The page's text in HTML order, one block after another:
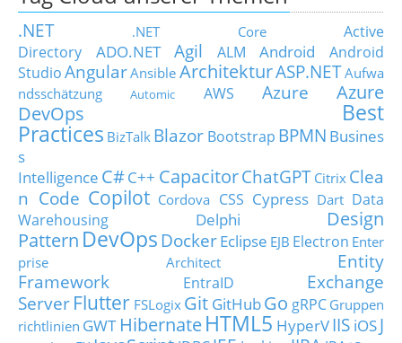
.NET .NET Core
Active
Directory
ADO.NET Agil ALM Android
Android
StudioAngularAnsible ArchitekturASP.NETAufwa
ndsschätzung
Automic AWS Azure
Azure
DevOps
Best
Practices BizTalk Blazor Bootstrap BPMN Busines
s
Intelligence C#C++ CapacitorChatGPT Citrix Clea
n Code Copilot Cordova CSS Cypress Dart Data
Warehousing
Delphi
Design
Pattern DevOps DockerEclipse EJB Electron Enter
prise Architect
Entity
Framework
EntraID
Exchange
Server Flutter FSLogix Git GitHubGo gRPC Gruppen
richtlinien GWT HibernateHTML5 HyperVIIS iOSJ